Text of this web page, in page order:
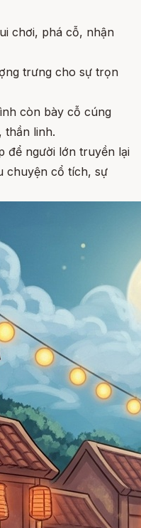
chơi, phá cỗ, nhận
trưng cho sự trọn
còn bày cỗ cúng
thần linh.
để người lớn truyền lại
chuyện cổ tích, sự